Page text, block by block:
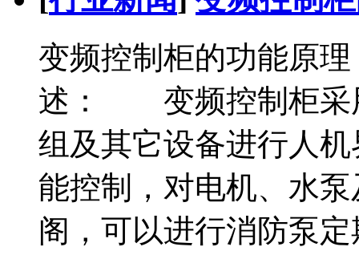
变频控制柜的功能原
述： 变频控制柜采
组及其它设备进行人
能控制，对电机、水
阁，可以进行消防泵